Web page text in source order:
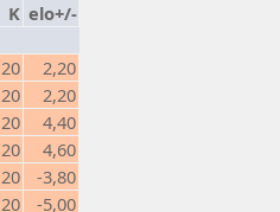
K elo+/-
20
2,20
20
2,20
20
4,40
20
4,60
20
-3,80
20
-5,00